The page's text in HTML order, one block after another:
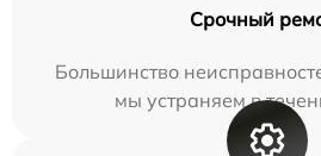
Срочный
Большинство
мы устраняем в